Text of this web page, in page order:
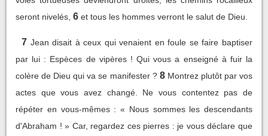
seront nivelés, 6 et tous les hommes verront le salut de Dieu.
7 Jean disait à ceux qui venaient en foule se faire baptiser
par lui : Espèces de vipères ! Qui vous a enseigné à fuir la
colère de Dieu qui va se manifester ? 8 Montrez plutôt par vos
actes que vous avez changé. Ne vous contentez pas de
répéter en vous-mêmes : « Nous sommes les descendants
d'Abraham ! » Car, regardez ces pierres : je vous déclare que